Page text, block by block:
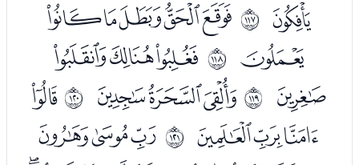
ﯶ ﱴ ﯸﯹﯺﯻﯼ
ﯽ ﱵ ﯿﰀﰁ
ﰂ ﱶﰄﰅﰆ ﱷﭑ
ﭒﭓﭔ ﱸ ﭖﭗﭘ